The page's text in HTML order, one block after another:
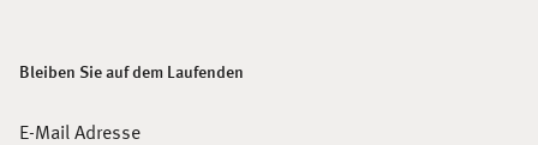
Bleiben Sie auf dem Laufenden
E-Mail Adresse